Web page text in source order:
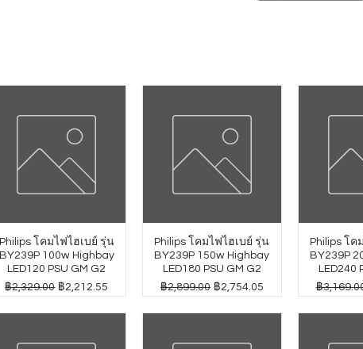
Philips โคมไฟไฮเบย์ รุ่น
BY239P 100w Highbay
LED120 PSU GM G2
ราคาปกติ
฿2,329.00 ราคาขายลด
฿2,212.55
Philips โคมไฟไฮเบย์ รุ่น
BY239P 150w Highbay
LED180 PSU GM G2
ราคาปกติ
฿2,899.00 ราคาขายลด
฿2,754.05
Philips โค
BY239P
LED240
ราคาปกติ
฿